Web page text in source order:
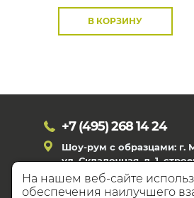
В КОРЗИНУ
+7 (495)268 14 24
Шоу-рум с образцами: г.
ул. Складочная, д. 1,
На нашем веб-сайте
обеспечения наилучшего